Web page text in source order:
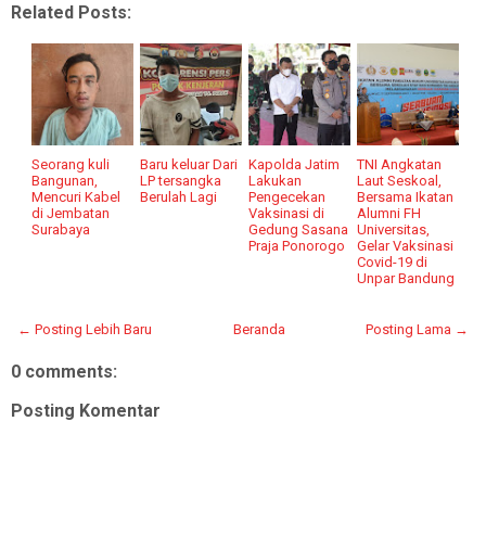
Related Posts:
Seorang kuli
Bangunan,
Mencuri Kabel
di Jembatan
Surabaya
Baru keluar Dari
LP tersangka
Berulah Lagi
Kapolda Jatim
Lakukan
Pengecekan
Vaksinasi di
Gedung Sasana
Praja Ponorogo
TNI Angkatan
Laut Seskoal,
Bersama Ikatan
Alumni FH
Universitas,
Gelar Vaksinasi
Covid-19 di
Unpar Bandung
← Posting Lebih Baru Posting Lama →
Beranda
0 comments:
Posting Komentar